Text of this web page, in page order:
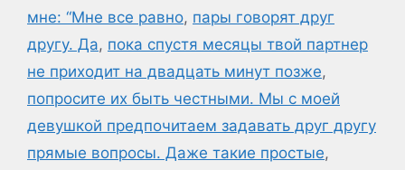
мне: “Мне все равно, пары говорят друг
другу. Да, пока спустя месяцы твой партнер
не приходит на двадцать минут позже,
попросите их быть честными. Мы с моей
девушкой предпочитаем задавать друг другу
прямые вопросы. Даже такие простые,